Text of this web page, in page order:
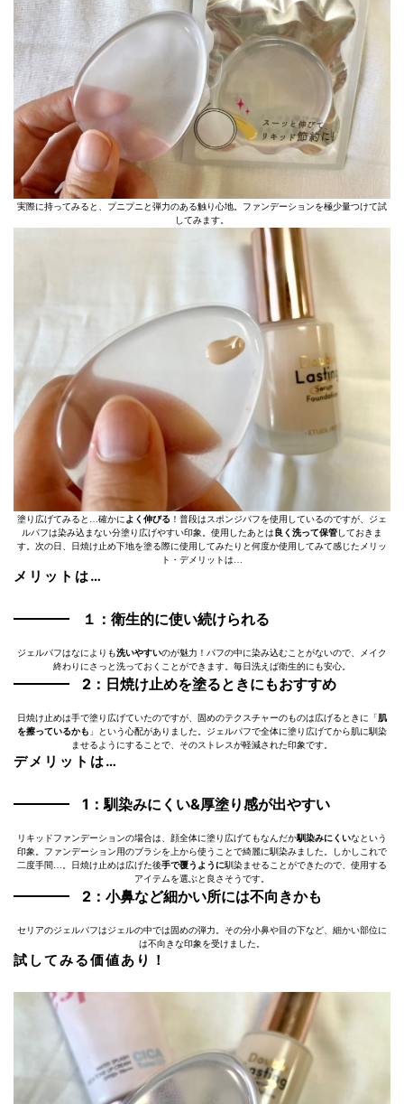
実際に持ってみると、プニプニと弾力のある触り心地。ファンデーションを極少量つけて試
してみます。
塗り広げてみると…確かによく伸びる ！普段はスポンジパフを使用しているのですが、ジェ
ルパフは染み込まない分塗り広げやすい印象。使用したあとは良く洗って保管しておきま
す。次の日、日焼け止め下地を塗る際に使用してみたりと何度か使用してみて感じたメリッ
ト・デメリットは…
メリットは…
１：衛生的に使い続けられる
ジェルパフはなによりも洗いやすいのが魅力！パフの中に染み込むことがないので、メイク
終わりにさっと洗っておくことができます。毎日洗えば衛生的にも安心。
2：日焼け止めを塗るときにもおすすめ
日焼け止めは手で塗り広げていたのですが、固めのテクスチャーのものは広げるときに「 肌
を擦っているかも 」という心配がありました。ジェルパフで全体に塗り広げてから肌に馴染
ませるようにすることで、そのストレスが軽減された印象です。
デメリットは…
1：馴染みにくい&厚塗り感が出やすい
リキッドファンデーションの場合は、顔全体に塗り広げてもなんだか馴染みにくいなという
印象。ファンデーション用のブラシを上から使うことで綺麗に馴染みました。しかしこれで
二度手間…。日焼け止めは広げた後手で覆うように馴染ませることができたので、使用する
アイテムを選ぶと良さそうです。
2：小鼻など細かい所には不向きかも
セリアのジェルパフはジェルの中では固めの弾力。その分小鼻や目の下など、細かい部位に
は不向きな印象を受けました。
試してみる価値あり！